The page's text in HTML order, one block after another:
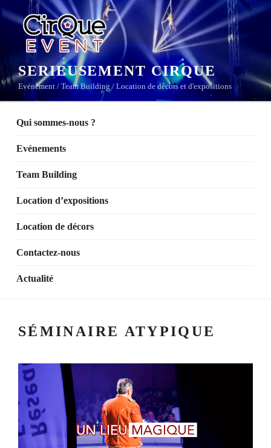
Aller
au
contenu
principal
SERIEUSEMENT CIRQUE
Evénement / Team Building / Location de décors et d'expositions
Qui sommes-nous ?
Evénements
Team Building
Location d’expositions
Location de décors
Contactez-nous
Actualité
SÉMINAIRE ATYPIQUE